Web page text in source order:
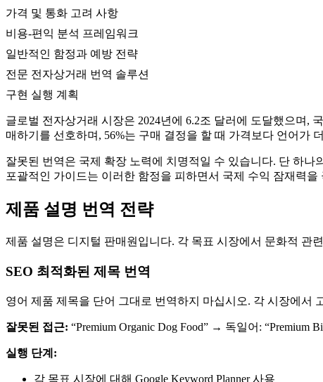
가격 및 통화 고려 사항
비용-편익 분석 프레임워크
일반적인 함정과 예방 전략
전문 전자상거래 번역 솔루션
구현 실행 계획
글로벌 전자상거래 시장은 2024년에 6.2조 달러에 도달했으며,
매하기를 선호하며, 56%는 구매 결정을 할 때 가격보다 언어가
잘못된 번역은 국제 확장 노력에 치명적일 수 있습니다. 단 하
포괄적인 가이드는 이러한 함정을 피하면서 국제 수익 잠재력
제품 설명 번역 전략
제품 설명은 디지털 판매원입니다. 각 목표 시장에서 문화적 관
SEO 최적화된 제목 번역
영어 제품 제목을 단어 그대로 번역하지 마십시오. 각 시장에서
잘못된 접근: “Premium Organic Dog Food” → 독일어: “Premium
실행 단계:
각 목표 시장에 대해 Google Keyword Planner 사용